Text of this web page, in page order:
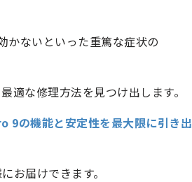
かないといった重篤な症状の
な修理方法を見つけ出します。
9の機能と安定性を最大限に引き出
お届けできます。